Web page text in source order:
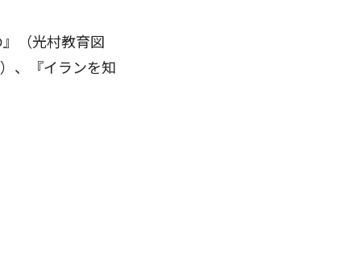
（光村教育図
、『イランを知